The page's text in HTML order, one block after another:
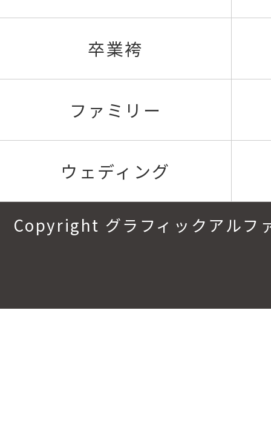
卒業袴
ファミリー
ウェディング
Copyright グラフィックアル